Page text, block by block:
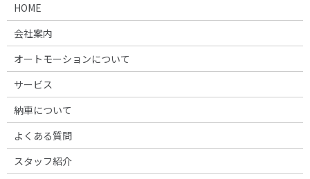
HOME
会社案内
オートモーションについて
サービス
納車について
よくある質問
スタッフ紹介